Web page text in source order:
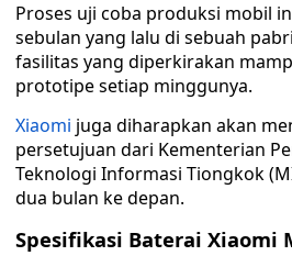
Proses uji coba produksi mobil
sebulan yang lalu di sebuah
fasilitas yang diperkirakan
prototipe setiap minggunya.
Xiaomi juga diharapkan akan
persetujuan dari Kementerian
Teknologi Informasi Tiongkok
dua bulan ke depan.
Spesifikasi Baterai Xiaomi